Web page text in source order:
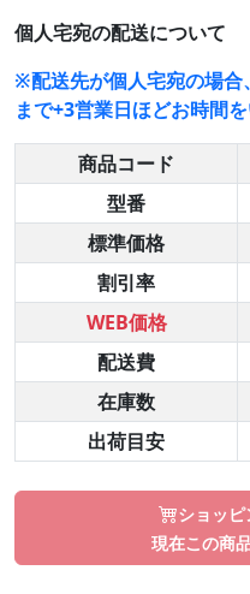
個人宅宛の配送について
※配送先が個人宅宛の場合
まで+3営業日ほどお時間
商品コード
型番
標準価格
割引率
WEB価格
配送費
在庫数
出荷目安
ショッ
現在この商